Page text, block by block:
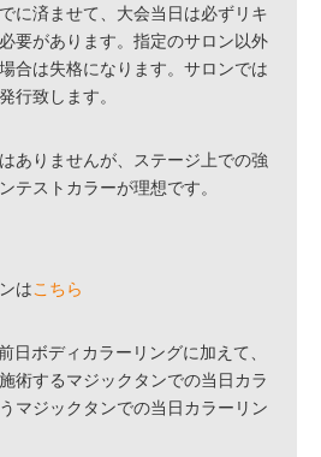
に済ませて、大会当日は必ずリキ
要があります。指定のサロン以外
合は失格になります。サロンでは
行致します。
ありませんが、ステージ上での強
テストカラーが理想です。
はこちら
日ボディカラーリングに加えて、
術するマジックタンでの当日カラ
マジックタンでの当日カラーリン